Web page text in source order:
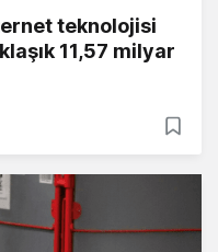
teknolojisi
11,57 milyar